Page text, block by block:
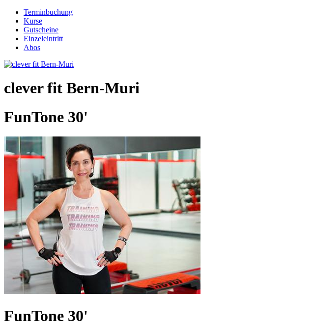
Terminbuchung
Kurse
Gutscheine
Einzeleintritt
Abos
clever fit Bern-Muri
FunTone 30'
FunTone 30'